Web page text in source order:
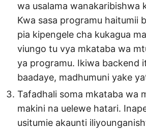
wa usalama wanakaribishwa
Kwa sasa programu haitumii
pia kipengele cha kukagua
viungo tu vya mkataba wa
ya programu. Ikiwa backend
baadaye, madhumuni yake
Tafadhali soma mkataba wa
makini na uelewe hatari.
usitumie akaunti